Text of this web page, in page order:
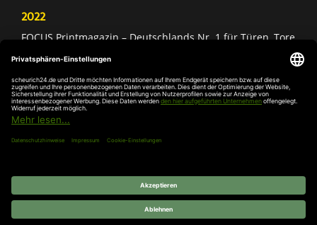
2022
FOCUS Printmagazin – Deutschlands Nr. 1 für Türen, Tore
Deutschland Test – Bester Onlineshop 2022
FOCUS Money – Branchensieger „Rund ums Haus“
DIE WELT – Service-Champion im erlebten Kundenservice
DIE WELT – Branchengewinner Gold-Rang (Türen, Tore &
Antriebe)